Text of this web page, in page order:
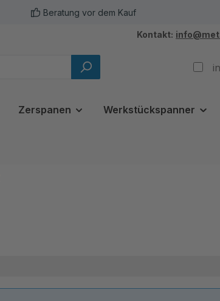
Beratung vor dem Kauf
Kontakt:
Zerspanen Werkstückspanner